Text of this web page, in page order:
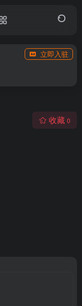
立即入驻
收藏 0